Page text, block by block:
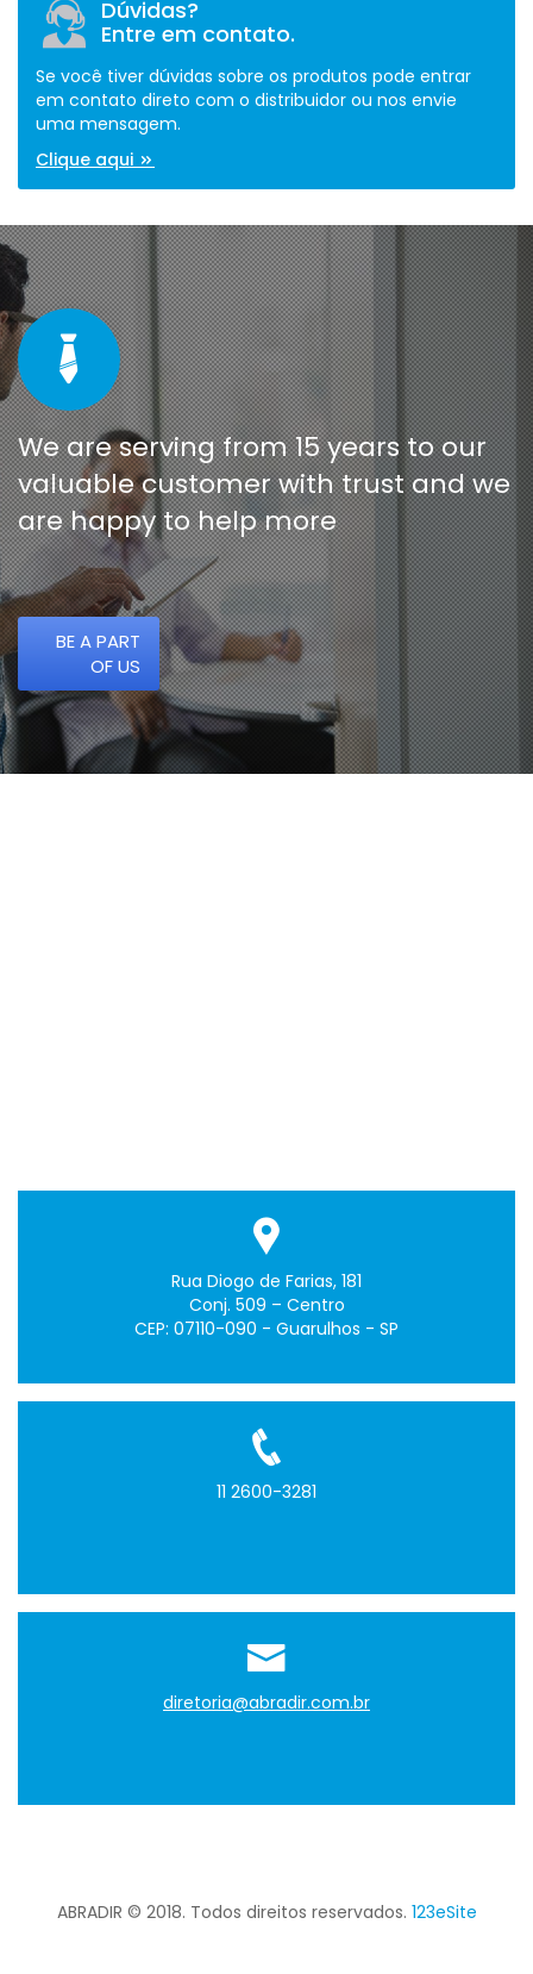
Dúvidas?
Entre em contato.
Se você tiver dúvidas sobre os produtos pode entrar
em contato direto com o distribuidor ou nos envie
uma mensagem.
Clique aqui
We are serving from 15 years to our
valuable customer with trust and we
are happy to help more
BE A PART
OF US
Rua Diogo de Farias, 181
Conj. 509 – Centro
CEP: 07110-090 - Guarulhos - SP
11 2600-3281
diretoria@abradir.com.br
ABRADIR © 2018. Todos direitos reservados. 123eSite